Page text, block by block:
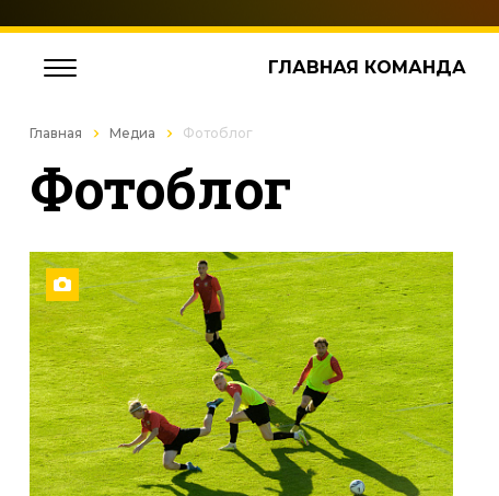
ГЛАВНАЯ КОМАНДА
Главная Медиа Фотоблог
Фотоблог